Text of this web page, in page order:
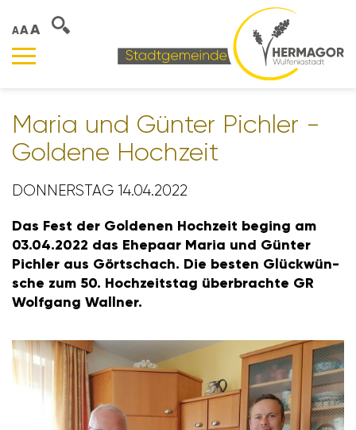
AAA
Maria und Günter Pichler -
Goldene Hoch­zeit
DONNERSTAG 14.04.2022
Das Fest der Goldenen Hoch­zeit beging am
03.04.2022 das Ehepaar Maria und Günter
Pichler aus Gört­schach. Die besten Glück­wün­
sche zum 50. Hoch­zeitstag über­brachte GR
Wolf­gang Wallner.